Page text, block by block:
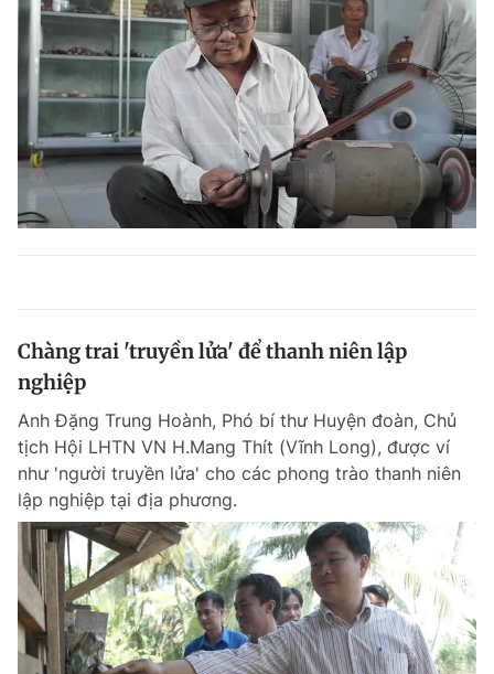
Chàng trai 'truyền lửa' để thanh niên lập
nghiệp
Anh Đặng Trung Hoành, Phó bí thư Huyện đoàn, Chủ
tịch Hội LHTN VN H.Mang Thít (Vĩnh Long), được ví
như 'người truyền lửa' cho các phong trào thanh niên
lập nghiệp tại địa phương.